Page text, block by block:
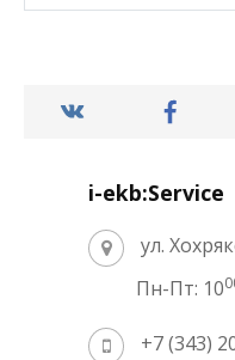
i-ekb:Service
ул.
Пн-Пт: 10
+7 (343)